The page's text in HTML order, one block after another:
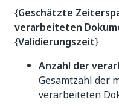
{Geschätzte
verarbeiteten
{Validierungszeit}
Anzahl der
Gesamtzahl der
verarbeiteten